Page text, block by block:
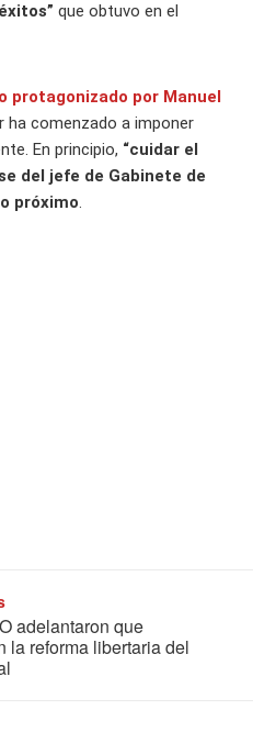
que obtuvo en el
protagonizado por Manuel
ha comenzado a imponer
En principio, “cuidar el
del jefe de Gabinete de
próximo.
adelantaron que
la reforma libertaria del